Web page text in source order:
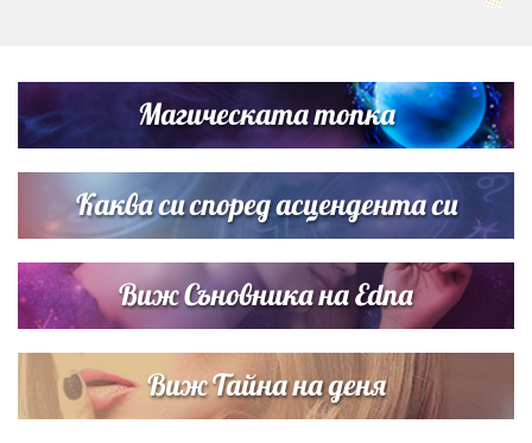
Братя Аргирови я изненадаха с песен
Списъкът е ясен: Джей Ло и Риана във ВИП гостите на
сватбата на Роналдо
Магическата топка
Каква си според асцендента си
Виж Съновника на Edna
Виж Тайна на деня